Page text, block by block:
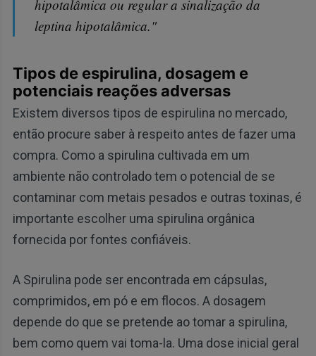
hipotalâmica ou regular a sinalização da
leptina hipotalâmica."
Tipos de espirulina, dosagem e
potenciais reações adversas
Existem diversos tipos de espirulina no mercado,
então procure saber à respeito antes de fazer uma
compra. Como a spirulina cultivada em um
ambiente não controlado tem o potencial de se
contaminar com metais pesados e outras toxinas, é
importante escolher uma spirulina orgânica
fornecida por fontes confiáveis.
A Spirulina pode ser encontrada em cápsulas,
comprimidos, em pó e em flocos. A dosagem
depende do que se pretende ao tomar a spirulina,
bem como quem vai toma-la. Uma dose inicial geral